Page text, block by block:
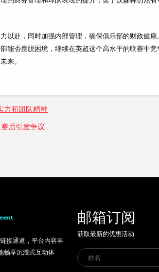
以赴，同时加强内部管理，确保俱乐部的财政健
能否摆脱困境，继续在英超这个高水平的联赛中
来。
力和团队精神
后引发争议
接通道，平台内容丰
畅享沉浸式互动体
邮箱订阅
获取最新的优惠活动